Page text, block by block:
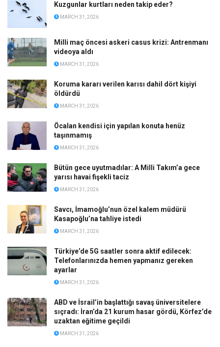
Kuzgunlar kurtları neden takip eder?
MARCH 31, 2026
Milli maç öncesi askeri casus krizi: Antrenmanı
videoya aldı
MARCH 31, 2026
Koruma kararı verilen karısı dahil dört kişiyi
öldürdü
MARCH 31, 2026
Öcalan kendisi için yapılan konuta henüz
taşınmamış
MARCH 31, 2026
Bütün gece uyutmadılar: A Milli Takım’a gece
yarısı havai fişekli taciz
MARCH 31, 2026
Savcı, İmamoğlu’nun özel kalem müdürü
Kasapoğlu’na tahliye istedi
MARCH 31, 2026
Türkiye’de 5G saatler sonra aktif edilecek:
Telefonlarınızda hemen yapmanız gereken
ayarlar
MARCH 31, 2026
ABD ve İsrail’in başlattığı savaş üniversitelere
sıçradı: İran’da 21 kurum hasar gördü, Körfez’de
uzaktan eğitime geçildi
MARCH 31, 2026